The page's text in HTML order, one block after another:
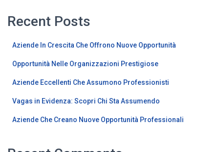
Recent Posts
Aziende In Crescita Che Offrono Nuove Opportunità
Opportunità Nelle Organizzazioni Prestigiose
Aziende Eccellenti Che Assumono Professionisti
Vagas in Evidenza: Scopri Chi Sta Assumendo
Aziende Che Creano Nuove Opportunità Professionali